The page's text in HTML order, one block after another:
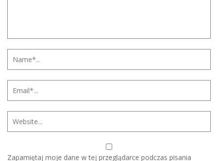
Zapamiętaj moje dane w tej przeglądarce podczas pisania